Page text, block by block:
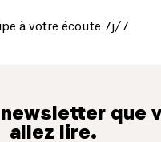
à votre écoute 7j/7
que
allez lire.